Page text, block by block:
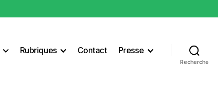
Rubriques Contact Presse
Recherche